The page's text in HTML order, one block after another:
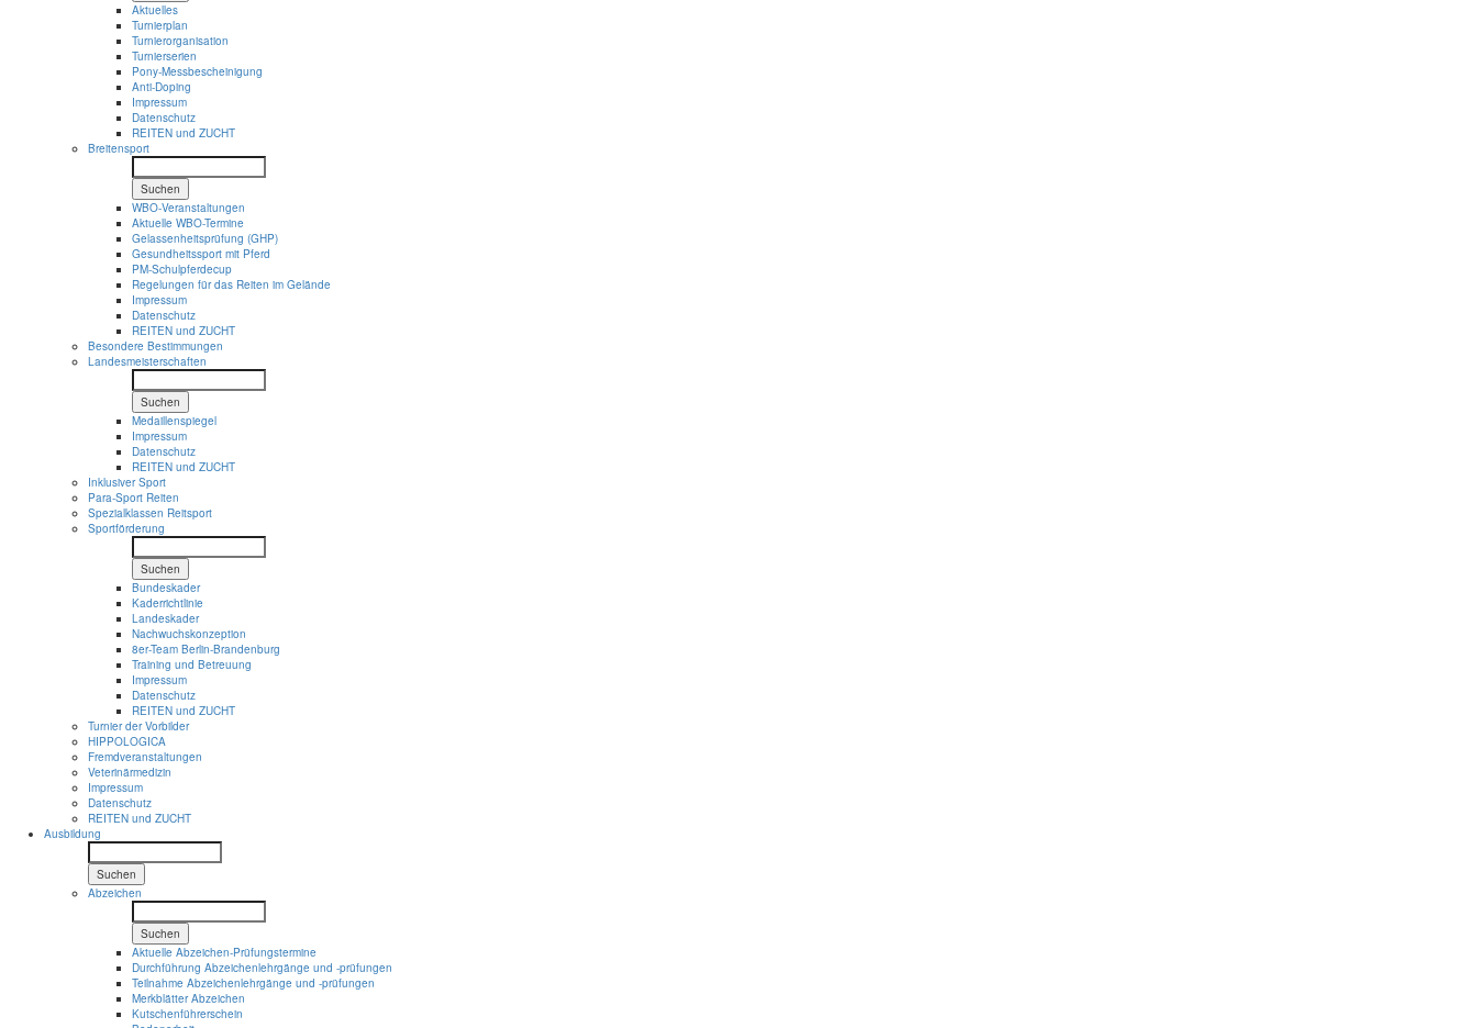
Aktuelles
Turnierplan
Turnierorganisation
Turnierserien
Pony-Messbescheinigung
Anti-Doping
Impressum
Datenschutz
REITEN und ZUCHT
Breitensport
Suchen
WBO-Veranstaltungen
Aktuelle WBO-Termine
Gelassenheitsprüfung (GHP)
Gesundheitssport mit Pferd
PM-Schulpferdecup
Regelungen für das Reiten im Gelände
Impressum
Datenschutz
REITEN und ZUCHT
Besondere Bestimmungen
Landesmeisterschaften
Suchen
Medaillenspiegel
Impressum
Datenschutz
REITEN und ZUCHT
Inklusiver Sport
Para-Sport Reiten
Spezialklassen Reitsport
Sportförderung
Suchen
Bundeskader
Kaderrichtlinie
Landeskader
Nachwuchskonzeption
8er-Team Berlin-Brandenburg
Training und Betreuung
Impressum
Datenschutz
REITEN und ZUCHT
Turnier der Vorbilder
HIPPOLOGICA
Fremdveranstaltungen
Veterinärmedizin
Impressum
Datenschutz
REITEN und ZUCHT
Ausbildung
Suchen
Abzeichen
Suchen
Aktuelle Abzeichen-Prüfungstermine
Durchführung Abzeichenlehrgänge und -prüfungen
Teilnahme Abzeichenlehrgänge und -prüfungen
Merkblätter Abzeichen
Kutschenführerschein